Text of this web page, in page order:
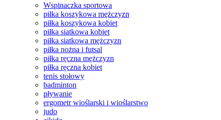
Wspinaczka sportowa
piłka koszykowa mężczyzn
piłka koszykowa kobiet
piłka siatkowa kobiet
piłka siatkowa mężczyzn
piłka nożna i futsal
piłka ręczna mężczyzn
piłka ręczna kobiet
tenis stołowy
badminton
pływanie
ergometr wioślarski i wioślarstwo
judo